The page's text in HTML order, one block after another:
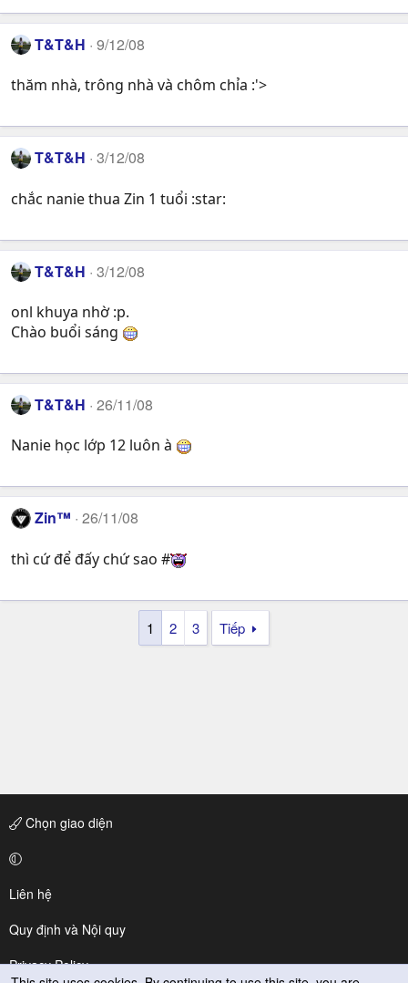
T&T&H 9/12/08
thăm nhà, trông nhà và chôm chỉa :'>
T&T&H 3/12/08
chắc nanie thua Zin 1 tuổi :star:
T&T&H 3/12/08
onl khuya nhờ :p.
Chào buổi sáng
T&T&H 26/11/08
Nanie học lớp 12 luôn à
Zin™ 26/11/08
thì cứ để đấy chứ sao #
1 2 3 Tiếp
Chọn giao diện
Liên hệ
Quy định và Nội quy
Privacy Policy